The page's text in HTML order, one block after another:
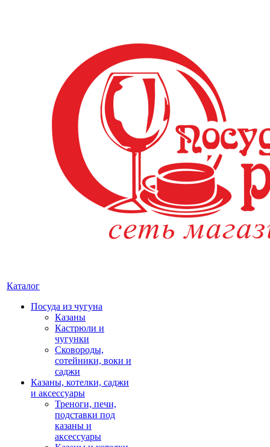
Каталог
Посуда из чугуна
Казаны
Кастрюли и
чугунки
Сковороды,
сотейники, воки и
саджи
Казаны, котелки, саджи
и аксессуары
Треноги, печи,
подставки под
казаны и
аксессуары